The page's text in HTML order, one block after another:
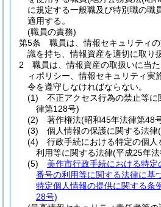
に規定する一般職及び特別職の職
適用する。
(職員の責務)
第5条
職員は、情報セキュリティ
識を持ち、情報資産を適切に取り
2
職員は、情報資産の取扱いに当
ィポリシー、情報セキュリティ実
令を遵守しなければならない。
(1)
不正アクセス行為の禁止等に
律第128号)
(2)
著作権法(昭和45年法律第48
(3)
個人情報の保護に関する法律
(4)
行政手続における特定の個
利用等に関する法律(平成25年
(5)
美作市行政手続における特
番号の利用等に関する法律に基
特定個人情報の提供に関する条
28号)